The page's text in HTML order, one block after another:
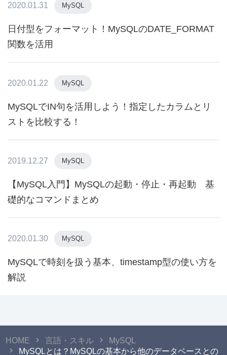
2020.01.31 MySQL
日付型をフォーマット！MySQLのDATE_FORMAT
関数を活用
2020.01.22 MySQL
MySQLでIN句を活用しよう！指定したカラムとリ
ストを比較する！
2019.12.27 MySQL
【MySQL入門】MySQLの起動・停止・再起動 基
礎的なコマンドまとめ
2020.01.30 MySQL
MySQLで時刻を扱う基本、timestamp型の使い方を
解説
HOME 言語・スキル
MySQL
MySQLとは？MySQLの基本から他のデータベースとの